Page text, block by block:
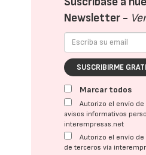
Newsletter -
SUSCRIBIRME
Marcar todos
Autorizo el envío
avisos informativos
interempresas.net
Autorizo el envío
de terceros vía